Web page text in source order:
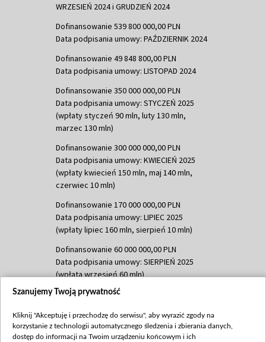
WRZESIEŃ 2024 i GRUDZIEŃ 2024
Dofinansowanie 539 800 000,00 PLN
Data podpisania umowy: PAŹDZIERNIK 2024
Dofinansowanie 49 848 800,00 PLN
Data podpisania umowy: LISTOPAD 2024
Dofinansowanie 350 000 000,00 PLN
Data podpisania umowy: STYCZEŃ 2025
(wpłaty styczeń 90 mln, luty 130 mln,
marzec 130 mln)
Dofinansowanie 300 000 000,00 PLN
Data podpisania umowy: KWIECIEŃ 2025
(wpłaty kwiecień 150 mln, maj 140 mln,
czerwiec 10 mln)
Dofinansowanie 170 000 000,00 PLN
Data podpisania umowy: LIPIEC 2025
(wpłaty lipiec 160 mln, sierpień 10 mln)
Dofinansowanie 60 000 000,00 PLN
Data podpisania umowy: SIERPIEŃ 2025
(wpłata wrzesień 60 mln)
Dofinansowanie 635 783 051,21 PLN
(wpłata wrzesień 100 mln, październik 350
mln, listopad 265 mln)
Szanujemy Twoją prywatność
Kliknij "Akceptuję i przechodzę do serwisu", aby wyrazić zgody na
korzystanie z technologii automatycznego śledzenia i zbierania danych,
dostęp do informacji na Twoim urządzeniu końcowym i ich